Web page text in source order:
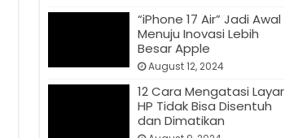
“iPhone 17 Air” Jadi Awal
Menuju Inovasi Lebih
Besar Apple
August 12, 2024
12 Cara Mengatasi Layar
HP Tidak Bisa Disentuh
dan Dimatikan